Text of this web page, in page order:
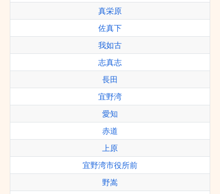
真栄原
佐真下
我如古
志真志
長田
宜野湾
愛知
赤道
上原
宜野湾市役所前
野嵩